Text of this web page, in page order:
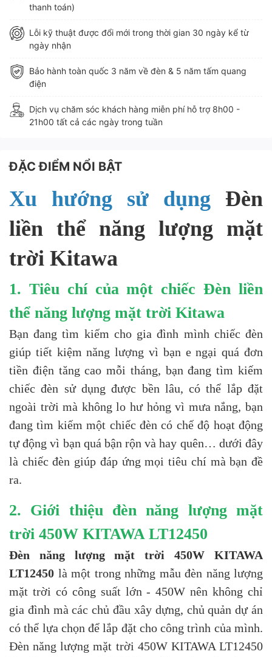
thanh toán)
Lỗi kỹ thuật được đổi mới trong thời gian 30 ngày kể từ
ngày nhận
Bảo hành toàn quốc 3 năm về đèn & 5 năm tấm quang
điện
Dịch vụ chăm sóc khách hàng miễn phí hỗ trợ 8h00 -
21h00 tất cả các ngày trong tuần
ĐẶC ĐIỂM NỔI BẬT
Xu hướng sử dụng Đèn
liền thể năng lượng mặt
trời Kitawa
1. Tiêu chí của một chiếcĐèn liền
thể năng lượng mặt trời Kitawa
Bạn đang tìm kiếm cho gia đình mình chiếc đèn
giúp tiết kiệm năng lượng vì bạn e ngại quá đơn
tiền điện tăng cao mỗi tháng, bạn đang tìm kiếm
chiếc đèn sử dụng được bền lâu, có thể lắp đặt
ngoài trời mà không lo hư hỏng vì mưa nắng, bạn
đang tìm kiếm một chiếc đèn có chế độ hoạt động
tự động vì bạn quá bận rộn và hay quên… dưới đây
là chiếc đèn giúp đáp ứng mọi tiêu chí mà bạn đề
ra.
2. Giới thiệu đèn năng lượng mặt
trời 450W KITAWA LT12450
Đèn năng lượng mặt trời 450W KITAWA
LT12450 là một trong những mẫu đèn năng lượng
mặt trời có công suất lớn - 450W nên không chỉ
gia đình mà các chủ đầu xây dựng, chủ quản dự án
có thể lựa chọn để lắp đặt cho công trình của mình.
Đèn năng lượng mặt trời 450W KITAWA LT12450